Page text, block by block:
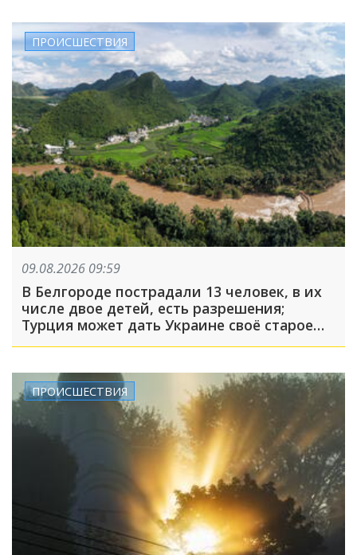
ПРОИСШЕСТВИЯ
09.08.2026 09:59
В Белгороде пострадали 13 человек, в их
числе двое детей, есть разрешения;
Турция может дать Украине своё старое
ПРОИСШЕСТВИЯ